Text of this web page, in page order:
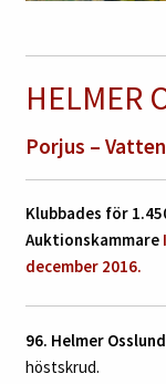
HELMER
Porjus –
Klubbades för
Auktionskammare
december 2016.
96. Helmer Osslund
höstskrud.